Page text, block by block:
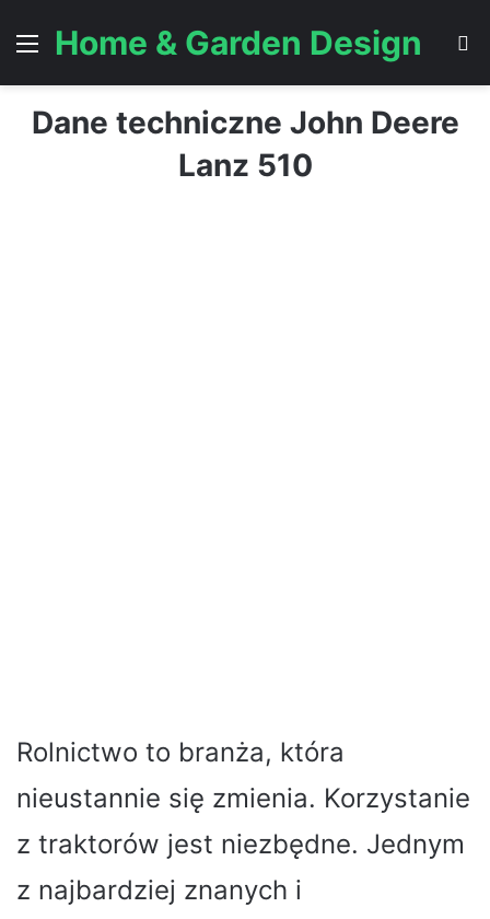
Menu
Home & Garden Design
Dane techniczne John Deere
Lanz 510
Rolnictwo to branża, która
nieustannie się zmienia. Korzystanie
z traktorów jest niezbędne. Jednym
z najbardziej znanych i